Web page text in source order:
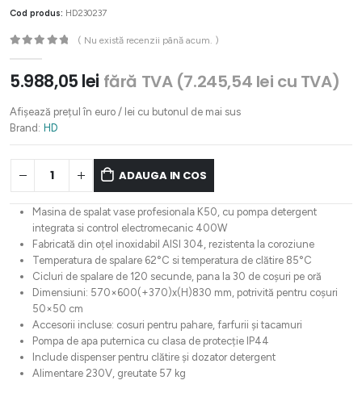
Cod produs: HD230237
( Nu există recenzii până acum. )
5.988,05 lei fără TVA (7.245,54 lei cu TVA)
Afișează prețul în euro / lei cu butonul de mai sus
Brand: HD
ADAUGA IN COS
Masina de spalat vase profesionala K50, cu pompa detergent
integrata si control electromecanic 400W
Fabricată din oțel inoxidabil AISI 304, rezistenta la coroziune
Temperatura de spalare 62°C si temperatura de clătire 85°C
Cicluri de spalare de 120 secunde, pana la 30 de coșuri pe oră
Dimensiuni: 570×600(+370)x(H)830 mm, potrivită pentru coșuri
50×50 cm
Accesorii incluse: cosuri pentru pahare, farfurii și tacamuri
Pompa de apa puternica cu clasa de protecție IP44
Include dispenser pentru clătire și dozator detergent
Alimentare 230V, greutate 57 kg